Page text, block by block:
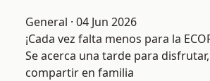
General · 04 Jun 2026
¡Cada vez falta menos para la
Se acerca una tarde para
compartir en familia